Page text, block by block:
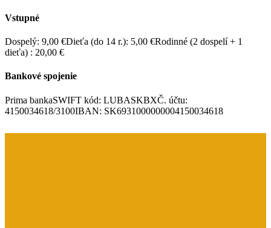
Vstupné
Dospelý: 9,00 €Dieťa (do 14 r.): 5,00 €Rodinné (2 dospelí + 1
dieťa) : 20,00 €
Bankové spojenie
Prima bankaSWIFT kód: LUBASKBXČ. účtu:
4150034618/3100IBAN: SK6931000000004150034618